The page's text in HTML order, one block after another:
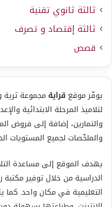
ثالثة ثانوي تقنية
ثالثة إقتصاد و تصرف
قصص
يوفّر موقع قرايةمجموعة ثرية
لتلاميذ المرحلة الابتدائية
والتمارين، إضافة إلى فروض
والملخّصات لجميع المستويات
يهدف الموقع إلى مساعدة
الدراسية من خلال توفير
التعليمية في مكان واحد. كما